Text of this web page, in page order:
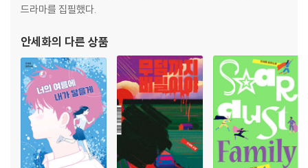
드라마를 집필했다.
안세화의 다른 상품